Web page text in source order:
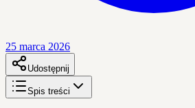
25 marca 2026
Udostępnij
Spis treści